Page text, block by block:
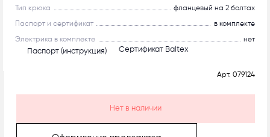
Тип крюка фланцевый на 2 болтах
Паспорт и сертификат в комплекте
Электрика в комплекте нет
Паспорт (инструкция) Сертификат Baltex
Арт. 079124
Нет в наличии